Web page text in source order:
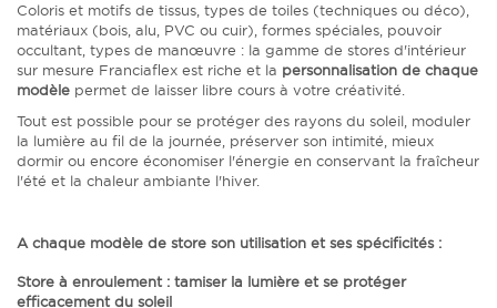
Coloris et motifs de tissus, types de toiles (techniques ou déco),
matériaux (bois, alu, PVC ou cuir), formes spéciales, pouvoir
occultant, types de manœuvre : la gamme de stores d'intérieur
sur mesure Franciaflex est riche et la personnalisation de chaque
modèle permet de laisser libre cours à votre créativité.
Tout est possible pour se protéger des rayons du soleil, moduler
la lumière au fil de la journée, préserver son intimité, mieux
dormir ou encore économiser l'énergie en conservant la fraîcheur
l'été et la chaleur ambiante l'hiver.
A chaque modèle de store son utilisation et ses spécificités :
Store à enroulement : tamiser la lumière et se protéger
efficacement du soleil